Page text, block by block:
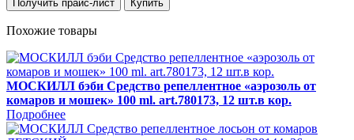
Получить прайс-лист Купить
Похожие товары
МОСКИЛЛ бэби Средство репеллентное «аэрозоль от
комаров и мошек» 100 ml. art.780173, 12 шт.в кор.
Подробнее